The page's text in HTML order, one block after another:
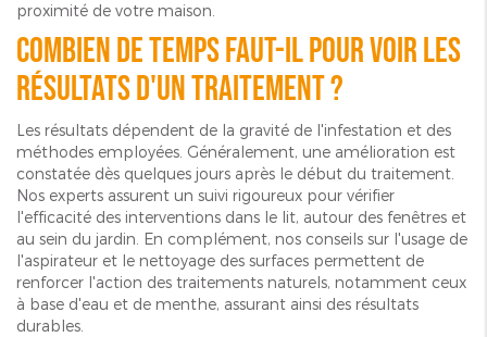
proximité de votre maison.
Combien de temps faut-il pour voir les
résultats d'un traitement ?
Les résultats dépendent de la gravité de l'infestation et des
méthodes employées. Généralement, une amélioration est
constatée dès quelques jours après le début du traitement.
Nos experts assurent un suivi rigoureux pour vérifier
l'efficacité des interventions dans le lit, autour des fenêtres et
au sein du jardin. En complément, nos conseils sur l'usage de
l'aspirateur et le nettoyage des surfaces permettent de
renforcer l'action des traitements naturels, notamment ceux
à base d'eau et de menthe, assurant ainsi des résultats
durables.